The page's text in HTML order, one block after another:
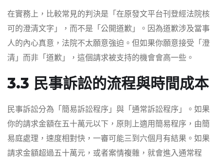
在實務上，比較常見的判決是「在原發文平台刊登經法院核
可的澄清文字」，而不是「公開道歉」。因為道歉涉及當事
人的內心真意，法院不太願意強迫。但如果你願意接受「澄
清」而非「道歉」，這個請求被支持的機會會高一些。
3.3 民事訴訟的流程與時間成本
民事訴訟分為「簡易訴訟程序」與「通常訴訟程序」。如果
你的請求金額在五十萬元以下，原則上適用簡易程序，由簡
易庭處理，速度相對快，一審可能三到六個月有結果。如果
請求金額超過五十萬元，或者案情複雜，就會進入通常程